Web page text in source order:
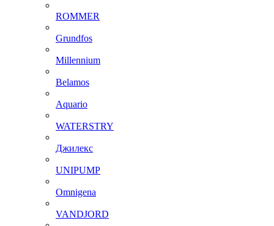
ROMMER
Grundfos
Millennium
Belamos
Aquario
WATERSTRY
Джилекс
UNIPUMP
Omnigena
VANDJORD